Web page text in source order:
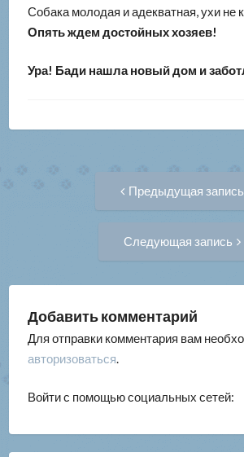
Собака молодая и адекватная, ухи не
Опять ждем достойных хозяев!
Ура! Бади нашла новый дом и
НавигацияПредыдущая запись
Следующая запись
Добавить комментарий
Для отправки комментария вам
авторизоваться.
Войти с помощью социальных сетей: